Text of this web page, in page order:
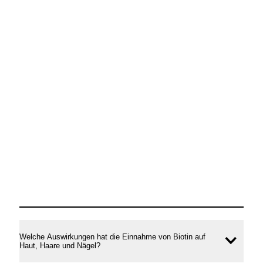
Welche Auswirkungen hat die Einnahme von Biotin auf
Haut, Haare und Nägel?